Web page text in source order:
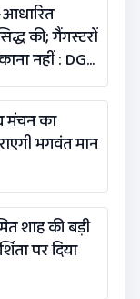
आधारित
की; गैंगस्टरों
नहीं : DGP
मंचन का
भगवंत मान
शाह की बड़ी
पर दिया